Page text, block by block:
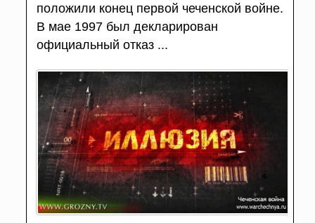
положили конец первой чеченской войне.
В мае 1997 был декларирован
официальный отказ ...